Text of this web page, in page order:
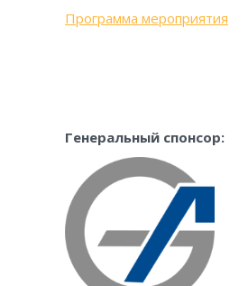
Программа мероприятия
Генеральный спонсор: